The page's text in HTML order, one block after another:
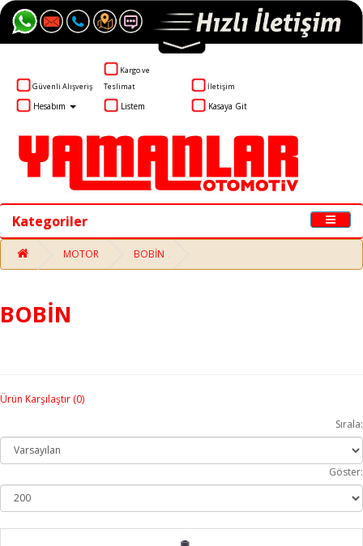
Güvenli Alışveriş
Kargo ve
Teslimat
İletişim
Hesabım Listem Kasaya Git
Kategoriler
MOTOR BOBİN
BOBİN
Ürün Karşılaştır (0)
Sırala:
Göster: